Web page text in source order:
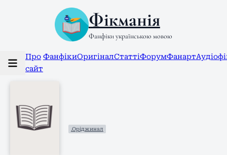
Фікманія
Фанфіки українською мовою
Про
сайт
ФанфікиОригіналСтаттіФорумФанарт
.Оріджинал